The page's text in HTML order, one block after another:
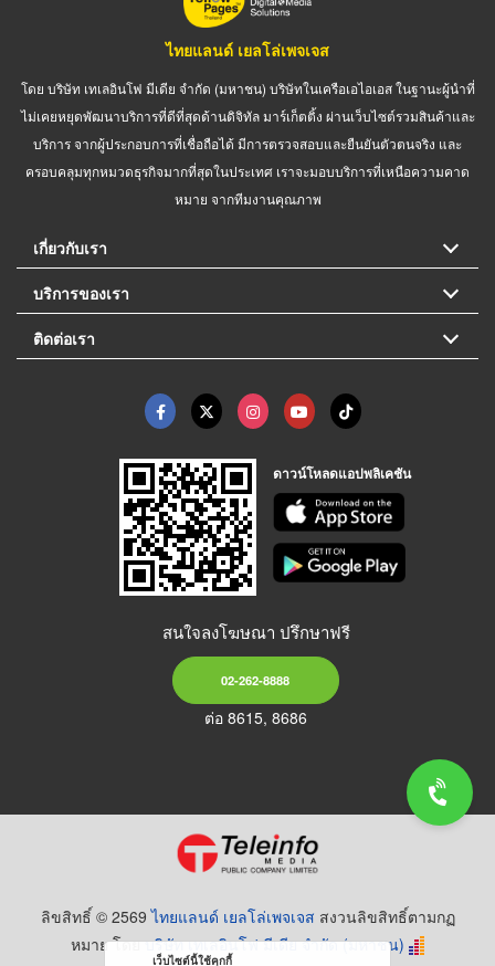
ไทยแลนด์ เยลโล่เพจเจส
โดย บริษัท เทเลอินโฟ มีเดีย จำกัด (มหาชน) บริษัทในเครือเอไอเอส ในฐานะผู้นำที่
ไม่เคยหยุดพัฒนาบริการที่ดีที่สุดด้านดิจิทัล มาร์เก็ตติ้ง ผ่านเว็บไซต์รวมสินค้าและ
บริการ จากผู้ประกอบการที่เชื่อถือได้ มีการตรวจสอบและยืนยันตัวตนจริง และ
ครอบคลุมทุกหมวดธุรกิจมากที่สุดในประเทศ เราจะมอบบริการที่เหนือความคาด
หมาย จากทีมงานคุณภาพ
เกี่ยวกับเรา
บริการของเรา
ติดต่อเรา
ดาวน์โหลดแอปพลิเคชัน
สนใจลงโฆษณา ปรึกษาฟรี
02-262-8888
ต่อ 8615, 8686
ลิขสิทธิ์ © 2569ไทยแลนด์ เยลโล่เพจเจส สงวนลิขสิทธิ์ตามกฏ
หมาย โดยบริษัท เทเลอินโฟ มีเดีย จำกัด (มหาชน)
เว็บไซต์นี้ใช้คุกกี้